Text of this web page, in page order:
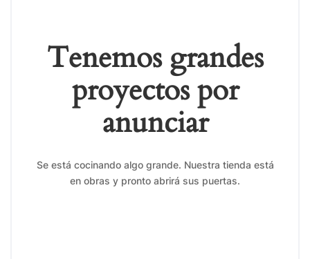
Tenemos grandes
proyectos por
anunciar
Se está cocinando algo grande. Nuestra tienda está
en obras y pronto abrirá sus puertas.